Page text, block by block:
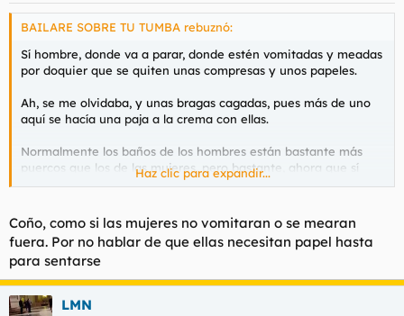
BAILARE SOBRE TU TUMBA rebuznó:
Sí hombre, donde va a parar, donde estén vomitadas y meadas
por doquier que se quiten unas compresas y unos papeles.
Ah, se me olvidaba, y unas bragas cagadas, pues más de uno
aquí se hacía una paja a la crema con ellas.
Normalmente los baños de los hombres están bastante más
puercos que los de las mujeres, pero bastante, ahora que sí
vosotros vivís en barrios metro sexuales pues me callo, pero el
Haz clic para expandir...
Coño, como si las mujeres no vomitaran o se mearan
fuera. Por no hablar de que ellas necesitan papel hasta
para sentarse
LMN